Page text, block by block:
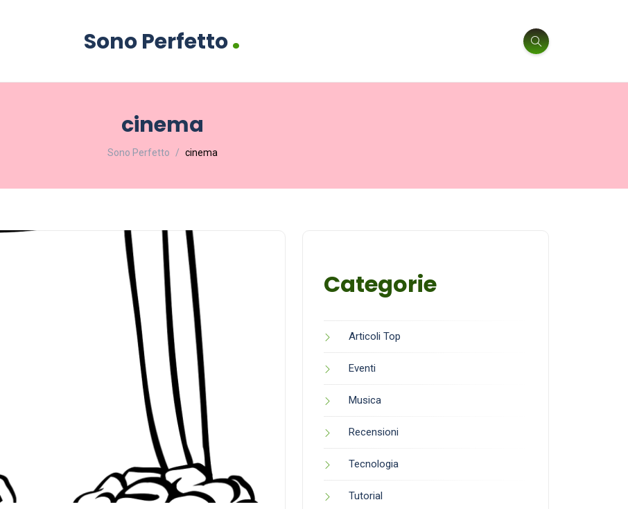
Sono Perfetto.
cinema
Sono Perfetto cinema
Categorie
Articoli Top
Eventi
Musica
Recensioni
Tecnologia
Tutorial